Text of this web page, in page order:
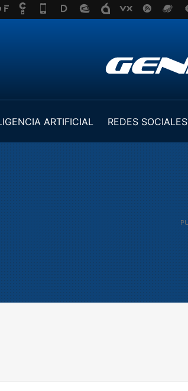
ARTIFICIAL REDES SOCIALES